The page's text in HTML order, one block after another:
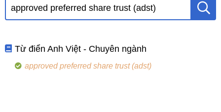
Từ điển Anh Việt - Chuyên ngành
approved preferred share trust (adst)